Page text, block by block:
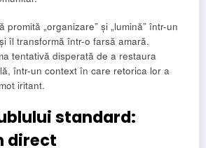
promită „organizare” și „lumină” într-un
îl transformă într-o farsă amară.
tentativă disperată de a restaura
într-un context în care retorica lor a
iritant.
standard:
direct